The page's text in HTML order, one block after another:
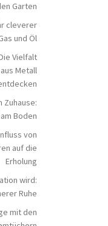
Garten
cleverer
und Öl
Vielfalt
Metall
Zuhause:
Boden
von
auf die
Erholung
wird:
Ruhe
mit den